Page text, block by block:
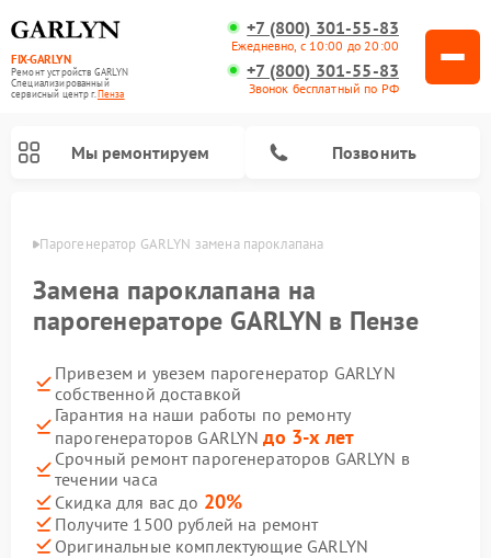
FIX-GARLYN
Ремонт устройств GARLYN
Специализированный
cервисный центр г.Пенза
+7 (800) 301-55-83
Ежедневно, с 10:00 до 20:00
+7 (800) 301-55-83
Звонок бесплатный по РФ
Мы ремонтируем Позвонить
Парогенератор GARLYN замена пароклапана
Замена пароклапана на
парогенераторе GARLYN в Пензе
Привезем и увезем парогенератор GARLYN
собственной доставкой
Гарантия на наши работы по ремонту
парогенераторов GARLYNдо 3-х лет
Срочный ремонт парогенераторов GARLYN в
течении часа
Скидка для вас до 20%
Получите 1500 рублей на ремонт
Оригинальные комплектующие GARLYN